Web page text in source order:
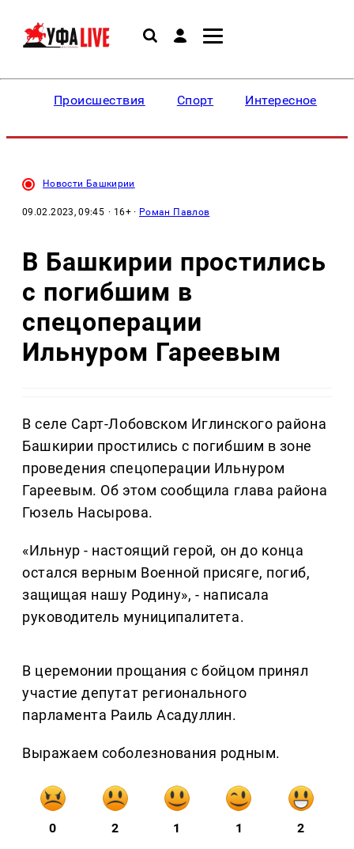
Происшествия Спорт Интересное
Новости Башкирии
09.02.2023, 09:45 · 16+ · Роман Павлов
В Башкирии простились
с погибшим в
спецоперации
Ильнуром Гареевым
В селе Сарт-Лобовском Иглинского района
Башкирии простились с погибшим в зоне
проведения спецоперации Ильнуром
Гареевым. Об этом сообщила глава района
Гюзель Насырова.
«Ильнур - настоящий герой, он до конца
остался верным Военной присяге, погиб,
защищая нашу Родину», - написала
руководитель муниципалитета.
В церемонии прощания с бойцом принял
участие депутат регионального
парламента Раиль Асадуллин.
Выражаем соболезнования родным.
0 2 1 1 2